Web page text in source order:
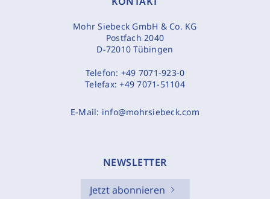
Mohr Siebeck GmbH & Co. KG
Postfach 2040
D-72010 Tübingen
Telefon: +49 7071-923-0
Telefax:+49 7071-51104
E-Mail: info@mohrsiebeck.com
NEWSLETTER
Jetzt abonnieren